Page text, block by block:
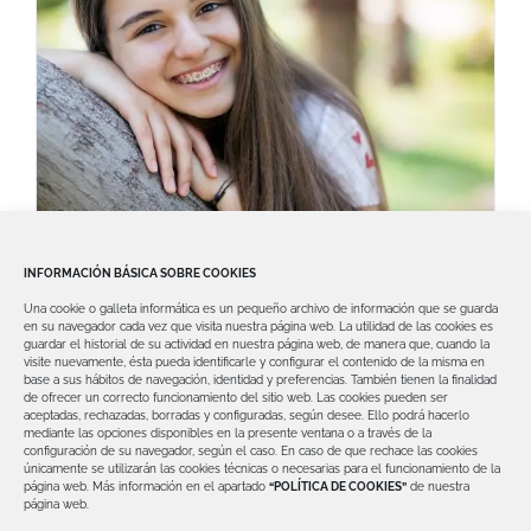
INFORMACIÓN BÁSICA SOBRE COOKIES
Una cookie o galleta informática es un pequeño archivo de información que se guarda
en su navegador cada vez que visita nuestra página web.
La utilidad de las cookies es
guardar el historial de su actividad en nuestra página web, de manera que, cuando la
visite nuevamente, ésta pueda identificarle y configurar el contenido de la misma en
base a sus hábitos de navegación, identidad y preferencias. También tienen la finalidad
de ofrecer un correcto funcionamiento del sitio web.
Las cookies pueden ser
aceptadas, rechazadas, borradas y configuradas, según desee. Ello podrá hacerlo
mediante las opciones disponibles en la presente ventana o a través de la
configuración de su navegador, según el caso. En caso de que rechace las cookies
únicamente se utilizarán las cookies técnicas o necesarias para el funcionamiento de la
página web. Más información en el apartado “POLÍTICA DE COOKIES” de nuestra
página web.
Ortodoncia para niños: Sonrisas
Desde Clínica Dental David Valero, sabemos
lo importante que es una buena salud oral